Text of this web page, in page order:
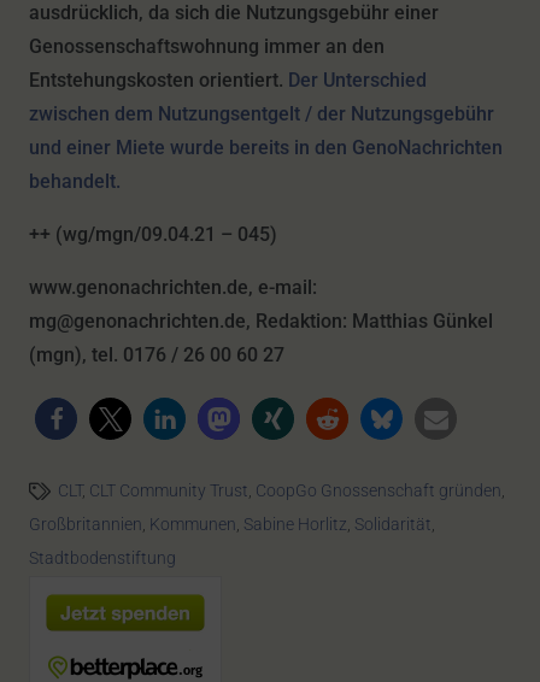
ausdrücklich, da sich die Nutzungsgebühr einer
Genossenschaftswohnung immer an den
Entstehungskosten orientiert. Der Unterschied
zwischen dem Nutzungsentgelt / der Nutzungsgebühr
und einer Miete wurde bereits in den GenoNachrichten
behandelt.
++ (wg/mgn/09.04.21 – 045)
www.genonachrichten.de, e-mail:
mg@genonachrichten.de, Redaktion: Matthias Günkel
(mgn), tel. 0176 / 26 00 60 27
CLT, CLT Community Trust, CoopGo Gnossenschaft gründen,
Großbritannien, Kommunen, Sabine Horlitz, Solidarität,
Stadtbodenstiftung